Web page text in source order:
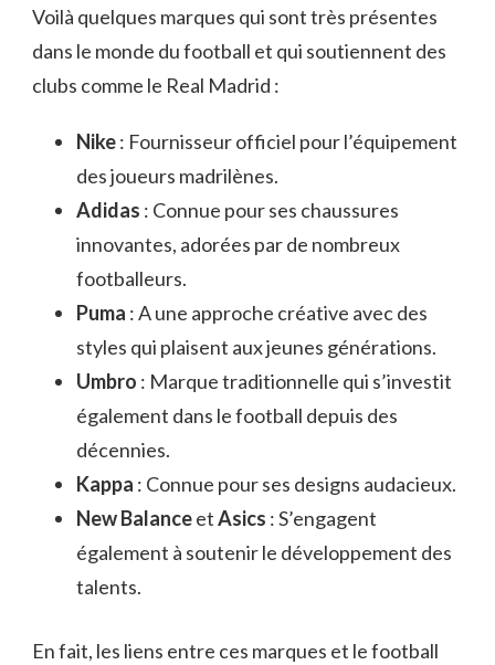
Voilà quelques marques qui sont très présentes
dans le monde du football et qui soutiennent des
clubs comme le Real Madrid :
Nike: Fournisseur officiel pour l’équipement
des joueurs madrilènes.
Adidas : Connue pour ses chaussures
innovantes, adorées par de nombreux
footballeurs.
Puma : A une approche créative avec des
styles qui plaisent aux jeunes générations.
Umbro : Marque traditionnelle qui s’investit
également dans le football depuis des
décennies.
Kappa : Connue pour ses designs audacieux.
New BalanceetAsics : S’engagent
également à soutenir le développement des
talents.
En fait, les liens entre ces marques et le football